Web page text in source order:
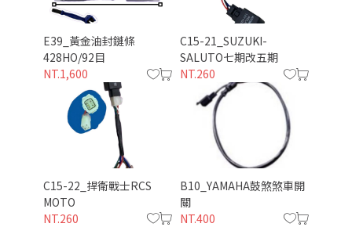
E39_黃金油封鏈條
428HO/92目
NT.1,600
C15-21_SUZUKI-
SALUTO七期改五期
NT.260
C15-22_捍衛戰士RCS
MOTO
NT.260
B10_YAMAHA鼓煞煞車開
關
NT.400
僅必需的
Cookies